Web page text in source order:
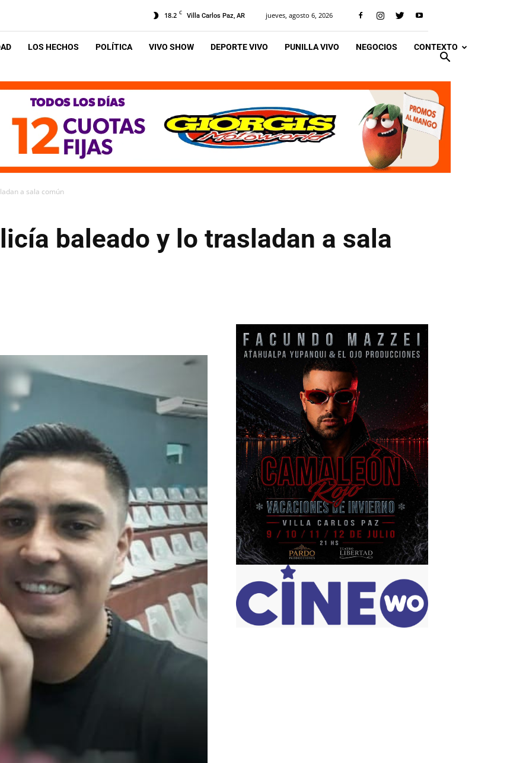
18.2 C Villa Carlos Paz, AR jueves, agosto 6, 2026
LOS HECHOS POLÍTICA VIVO SHOW DEPORTE VIVO PUNILLA VIVO NEGOCIOS CONTEXTO
a sala común
baleado y lo trasladan a sala